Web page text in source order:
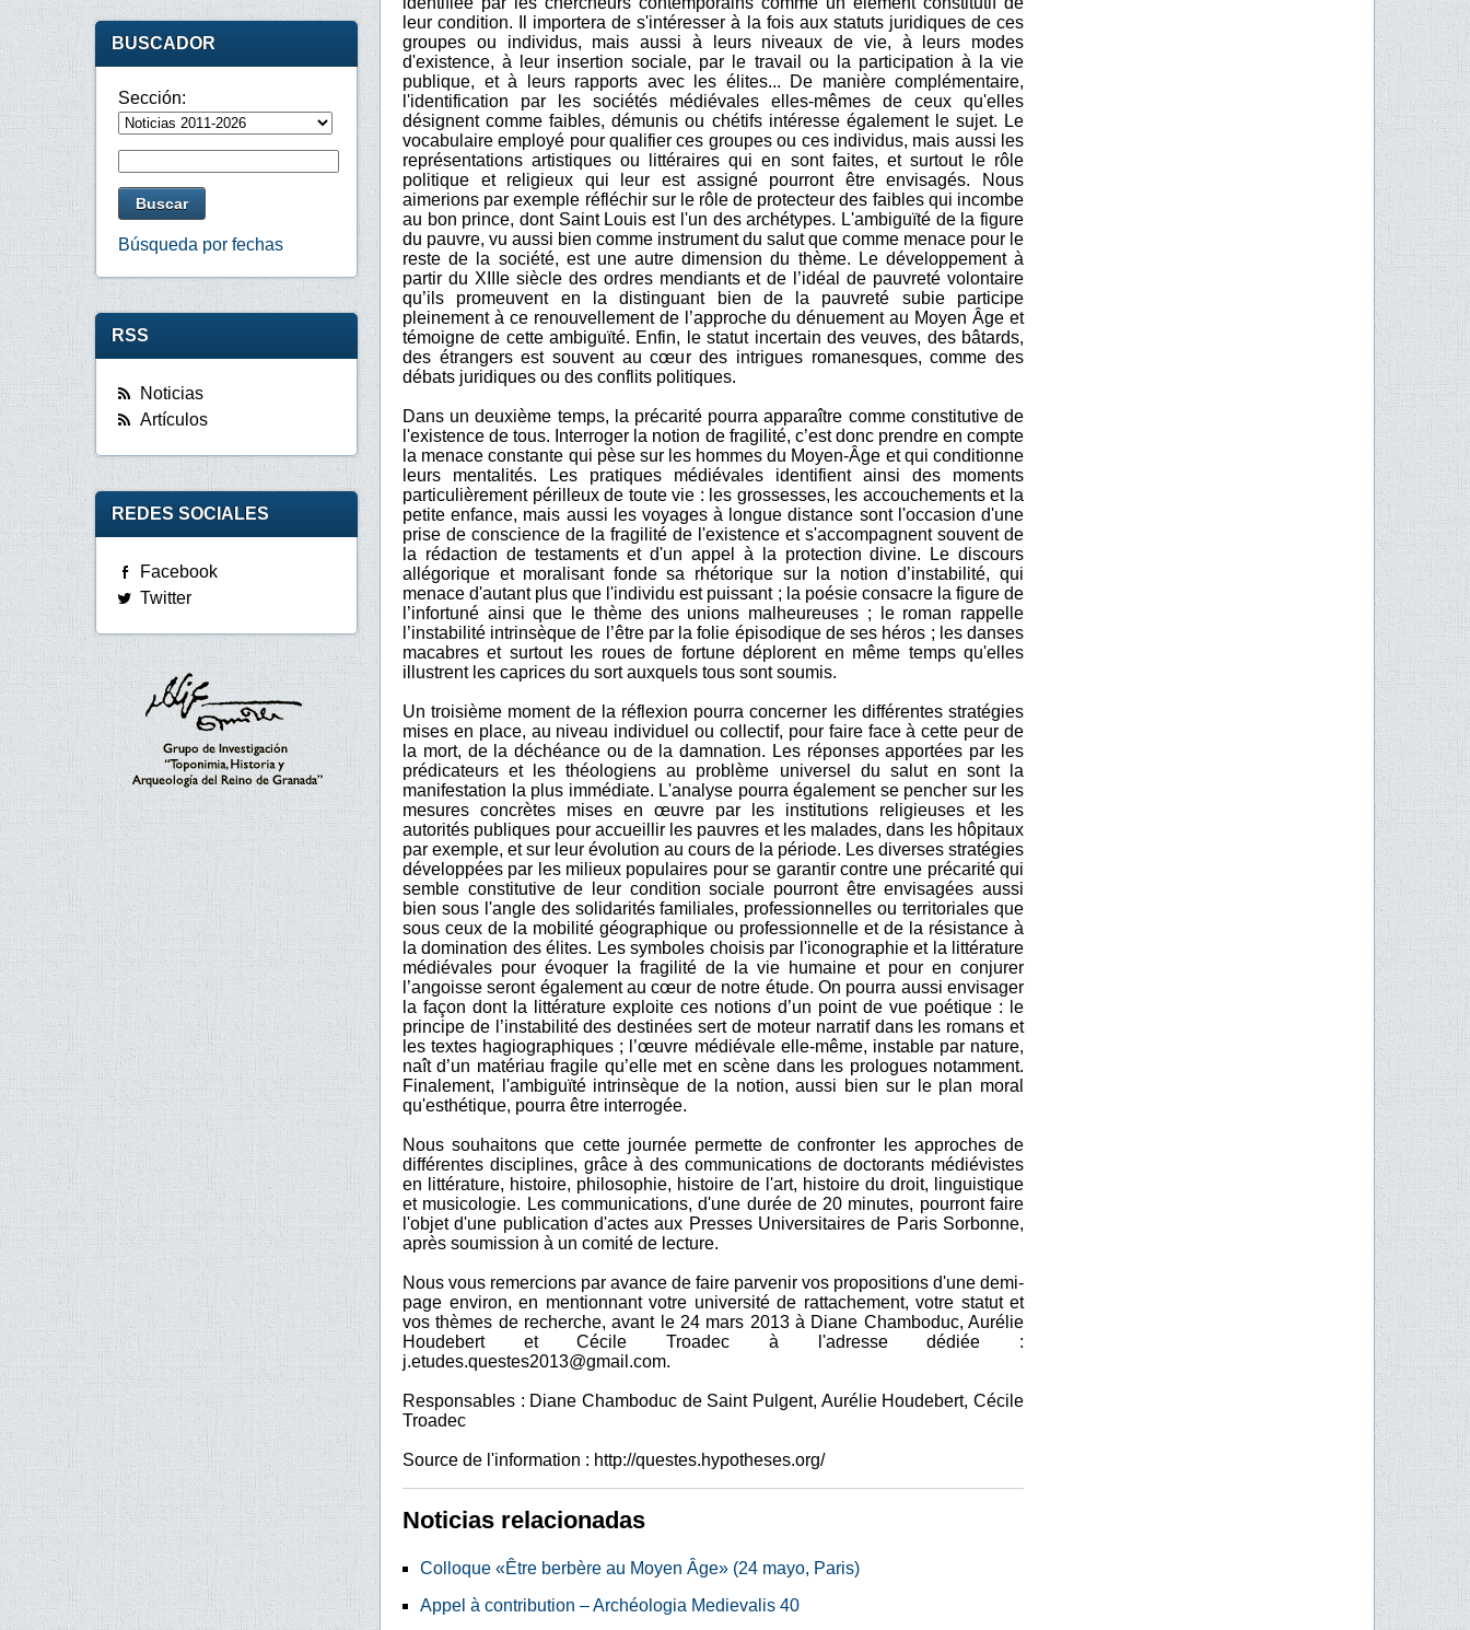
leur condition. Il importera de s'intéresser à la fois aux statuts juridiques de ces
groupes ou individus, mais aussi à leurs niveaux de vie, à leurs modes
d'existence, à leur insertion sociale, par le travail ou la participation à la vie
publique, et à leurs rapports avec les élites... De manière complémentaire,
l'identification par les sociétés médiévales elles-mêmes de ceux qu'elles
désignent comme faibles, démunis ou chétifs intéresse également le sujet. Le
vocabulaire employé pour qualifier ces groupes ou ces individus, mais aussi les
représentations artistiques ou littéraires qui en sont faites, et surtout le rôle
politique et religieux qui leur est assigné pourront être envisagés. Nous
aimerions par exemple réfléchir sur le rôle de protecteur des faibles qui incombe
au bon prince, dont Saint Louis est l'un des archétypes. L'ambiguïté de la figure
du pauvre, vu aussi bien comme instrument du salut que comme menace pour le
reste de la société, est une autre dimension du thème. Le développement à
partir du XIIIe siècle des ordres mendiants et de l’idéal de pauvreté volontaire
qu’ils promeuvent en la distinguant bien de la pauvreté subie participe
pleinement à ce renouvellement de l’approche du dénuement au Moyen Âge et
témoigne de cette ambiguïté. Enfin, le statut incertain des veuves, des bâtards,
des étrangers est souvent au cœur des intrigues romanesques, comme des
débats juridiques ou des conflits politiques.
Dans un deuxième temps, la précarité pourra apparaître comme constitutive de
l'existence de tous. Interroger la notion de fragilité, c’est donc prendre en compte
la menace constante qui pèse sur les hommes du Moyen-Âge et qui conditionne
leurs mentalités. Les pratiques médiévales identifient ainsi des moments
particulièrement périlleux de toute vie : les grossesses, les accouchements et la
petite enfance, mais aussi les voyages à longue distance sont l'occasion d'une
prise de conscience de la fragilité de l'existence et s'accompagnent souvent de
la rédaction de testaments et d'un appel à la protection divine. Le discours
allégorique et moralisant fonde sa rhétorique sur la notion d’instabilité, qui
menace d'autant plus que l'individu est puissant ; la poésie consacre la figure de
l’infortuné ainsi que le thème des unions malheureuses ; le roman rappelle
l’instabilité intrinsèque de l’être par la folie épisodique de ses héros ; les danses
macabres et surtout les roues de fortune déplorent en même temps qu'elles
illustrent les caprices du sort auxquels tous sont soumis.
Un troisième moment de la réflexion pourra concerner les différentes stratégies
mises en place, au niveau individuel ou collectif, pour faire face à cette peur de
la mort, de la déchéance ou de la damnation. Les réponses apportées par les
prédicateurs et les théologiens au problème universel du salut en sont la
manifestation la plus immédiate. L'analyse pourra également se pencher sur les
mesures concrètes mises en œuvre par les institutions religieuses et les
autorités publiques pour accueillir les pauvres et les malades, dans les hôpitaux
par exemple, et sur leur évolution au cours de la période. Les diverses stratégies
développées par les milieux populaires pour se garantir contre une précarité qui
semble constitutive de leur condition sociale pourront être envisagées aussi
bien sous l'angle des solidarités familiales, professionnelles ou territoriales que
sous ceux de la mobilité géographique ou professionnelle et de la résistance à
la domination des élites. Les symboles choisis par l'iconographie et la littérature
médiévales pour évoquer la fragilité de la vie humaine et pour en conjurer
l’angoisse seront également au cœur de notre étude. On pourra aussi envisager
la façon dont la littérature exploite ces notions d’un point de vue poétique : le
principe de l’instabilité des destinées sert de moteur narratif dans les romans et
les textes hagiographiques ; l’œuvre médiévale elle-même, instable par nature,
naît d’un matériau fragile qu’elle met en scène dans les prologues notamment.
Finalement, l'ambiguïté intrinsèque de la notion, aussi bien sur le plan moral
qu'esthétique, pourra être interrogée.
Nous souhaitons que cette journée permette de confronter les approches de
différentes disciplines, grâce à des communications de doctorants médiévistes
en littérature, histoire, philosophie, histoire de l'art, histoire du droit, linguistique
et musicologie. Les communications, d'une durée de 20 minutes, pourront faire
l'objet d'une publication d'actes aux Presses Universitaires de Paris Sorbonne,
après soumission à un comité de lecture.
Nous vous remercions par avance de faire parvenir vos propositions d'une demi-
page environ, en mentionnant votre université de rattachement, votre statut et
vos thèmes de recherche, avant le 24 mars 2013 à Diane Chamboduc, Aurélie
Houdebert et Cécile Troadec à l'adresse dédiée :
j.etudes.questes2013@gmail.com.
Responsables : Diane Chamboduc de Saint Pulgent, Aurélie Houdebert, Cécile
Troadec
Source de l'information : http://questes.hypotheses.org/
Noticias relacionadas
Colloque «Être berbère au Moyen Âge» (24 mayo, Paris)
Appel à contribution – Archéologia Medievalis 40
BUSCADOR
Sección:
Búsqueda por fechas
RSS
Noticias
Artículos
REDES SOCIALES
Facebook
Twitter